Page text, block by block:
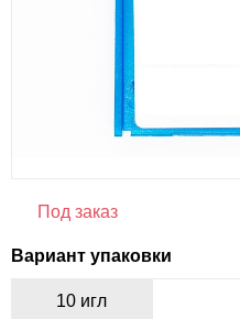
Под заказ
Вариант упаковки
10 игл